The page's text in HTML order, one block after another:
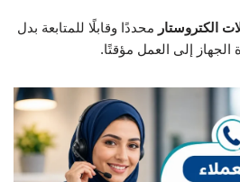
الكتروستار محددًا وقابلًا للمتابعة بدل
الجهاز إلى العمل مؤقتًا.